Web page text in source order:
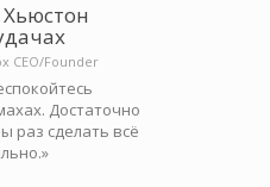
CEO/Founder
Достаточно
раз сделать всё